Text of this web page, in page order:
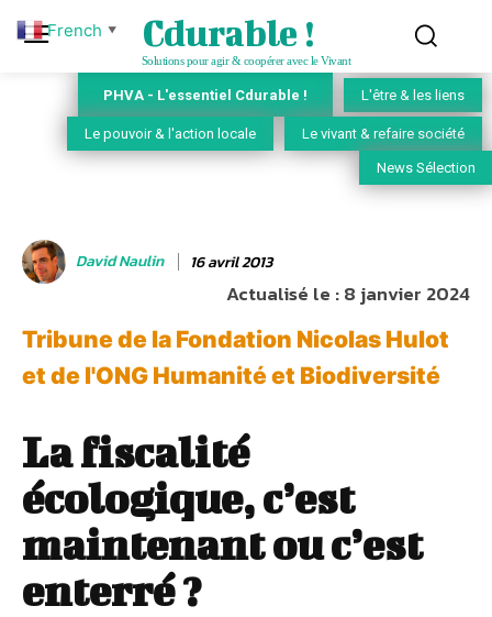
Cdurable !
Solutions pour agir & coopérer avec le Vivant
PHVA - L'essentiel Cdurable ! L'être & les liens
Le pouvoir & l'action locale Le vivant & refaire société
News Sélection
David Naulin 16 avril 2013
Actualisé le :8 janvier 2024
Tribune de la Fondation Nicolas Hulot
et de l'ONG Humanité et Biodiversité
La fiscalité
écologique, c’est
maintenant ou c’est
enterré ?
French ▼